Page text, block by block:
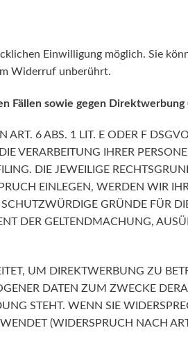
Einwilligung möglich. Sie
Widerruf unberührt.
Fällen sowie gegen Direktwerbung
6 ABS. 1 LIT. E ODER F
VERARBEITUNG IHRER
DIE JEWEILIGE
EINLEGEN, WERDEN WIR
GRÜNDE FÜR
DER GELTENDMACHUNG,
UM DIREKTWERBUNG ZU
DATEN ZUM ZWECKE
STEHT. WENN SIE
(WIDERSPRUCH NACH